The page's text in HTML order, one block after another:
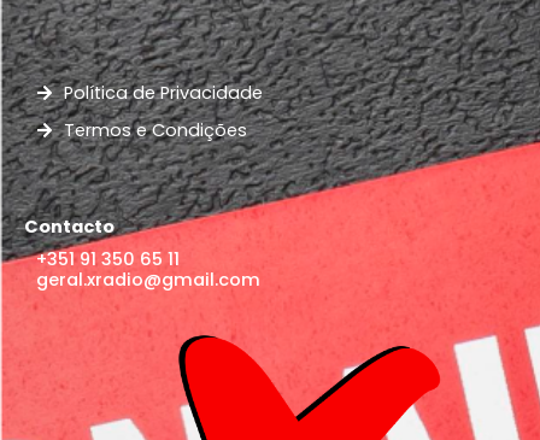
Política de Privacidade
Termos e Condições
Contacto
+351 91 350 65 11
geral.xradio@gmail.com